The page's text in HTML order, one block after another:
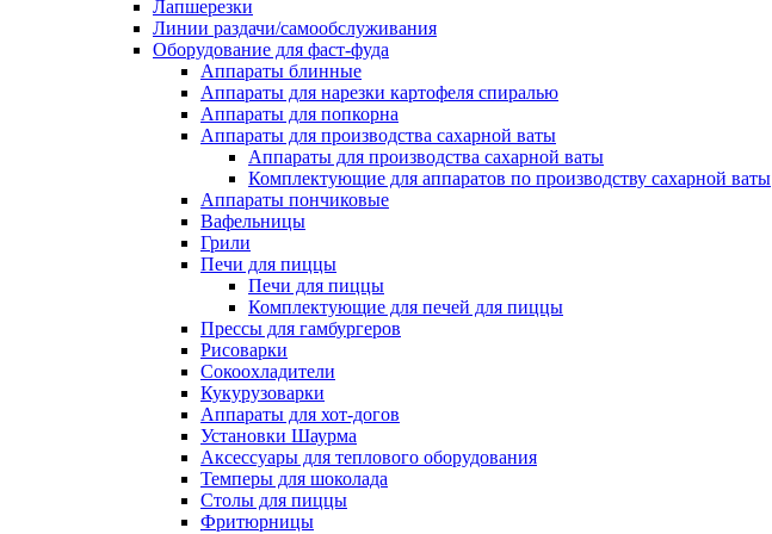
Лапшерезки
Линии раздачи/самообслуживания
Оборудование для фаст-фуда
Аппараты блинные
Аппараты для нарезки картофеля спиралью
Аппараты для попкорна
Аппараты для производства сахарной ваты
Аппараты для производства сахарной ваты
Комплектующие для аппаратов по производству сахарной ваты
Аппараты пончиковые
Вафельницы
Грили
Печи для пиццы
Печи для пиццы
Комплектующие для печей для пиццы
Прессы для гамбургеров
Рисоварки
Сокоохладители
Кукурузоварки
Аппараты для хот-догов
Установки Шаурма
Аксессуары для теплового оборудования
Темперы для шоколада
Столы для пиццы
Фритюрницы